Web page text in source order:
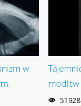
w
modlitw